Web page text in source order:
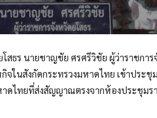
ธร นายชาญชัย ศรศรีวิชัย ผู้ว่าราชกา
ในสังกัดกระทรวงมหาดไทย เข้าประ
ไทยที่ส่งสัญญาณตรงจากห้องประชุมร